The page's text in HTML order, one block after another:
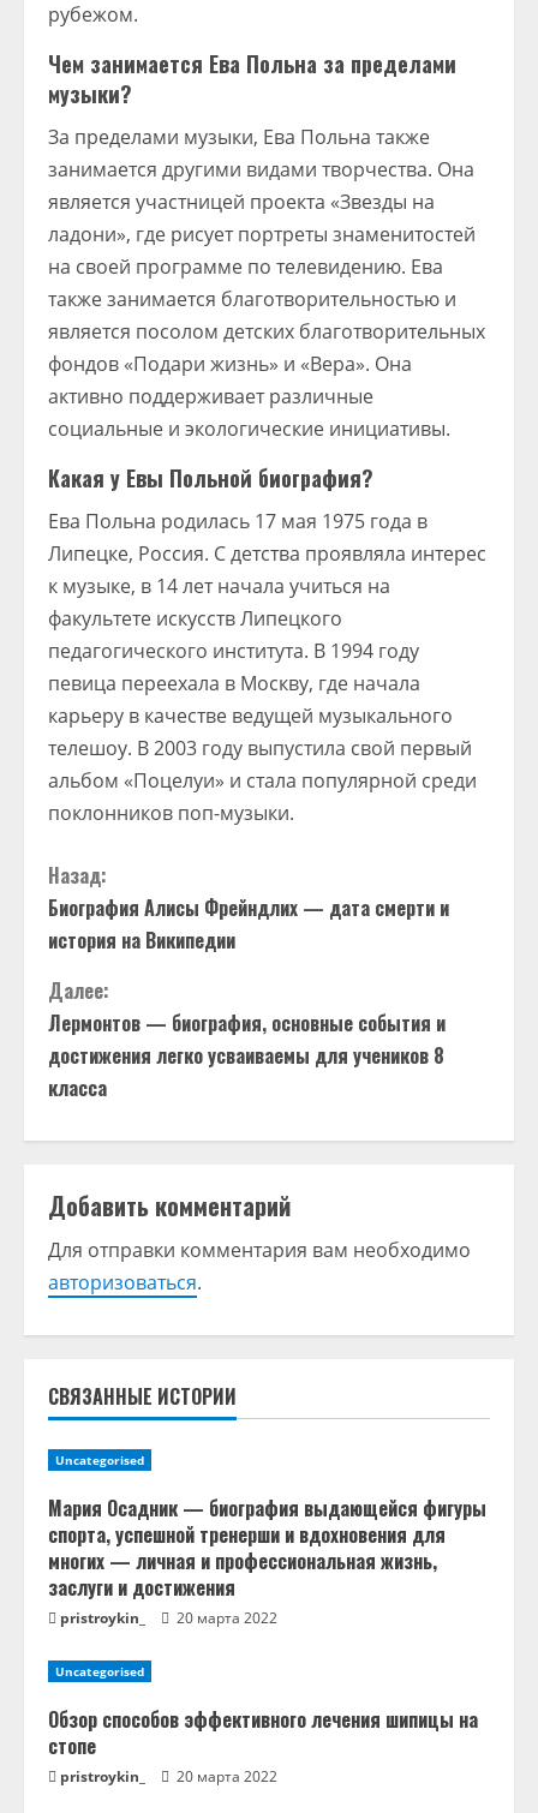
рубежом.
Чем занимается Ева Польна за пределами
музыки?
За пределами музыки, Ева Польна также
занимается другими видами творчества. Она
является участницей проекта «Звезды на
ладони», где рисует портреты знаменитостей
на своей программе по телевидению. Ева
также занимается благотворительностью и
является посолом детских благотворительных
фондов «Подари жизнь» и «Вера». Она
активно поддерживает различные
социальные и экологические инициативы.
Какая у Евы Польной биография?
Ева Польна родилась 17 мая 1975 года в
Липецке, Россия. С детства проявляла интерес
к музыке, в 14 лет начала учиться на
факультете искусств Липецкого
педагогического института. В 1994 году
певица переехала в Москву, где начала
карьеру в качестве ведущей музыкального
телешоу. В 2003 году выпустила свой первый
альбом «Поцелуи» и стала популярной среди
поклонников поп-музыки.
П
р
о
д
о
л
ж
и
т
ь
ч
т
е
н
и
е
Назад:
Биография Алисы Фрейндлих — дата смерти и
история на Википедии
Далее:
Лермонтов — биография, основные события и
достижения легко усваиваемы для учеников 8
класса
Добавить комментарий
Для отправки комментария вам необходимо
авторизоваться.
СВЯЗАННЫЕ ИСТОРИИ
Uncategorised
Мария Осадник — биография выдающейся фигуры
спорта, успешной тренерши и вдохновения для
многих — личная и профессиональная жизнь,
заслуги и достижения
pristroykin_ 20 марта 2022
Uncategorised
Обзор способов эффективного лечения шипицы на
стопе
pristroykin_ 20 марта 2022